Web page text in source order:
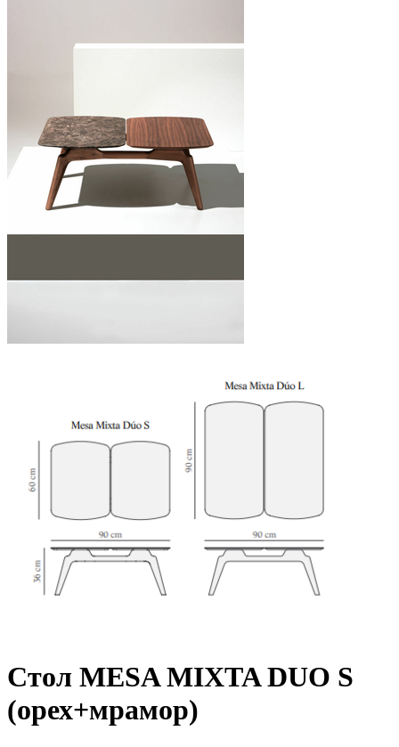
Стол MESA MIXTA DUO S
(орех+мрамор)